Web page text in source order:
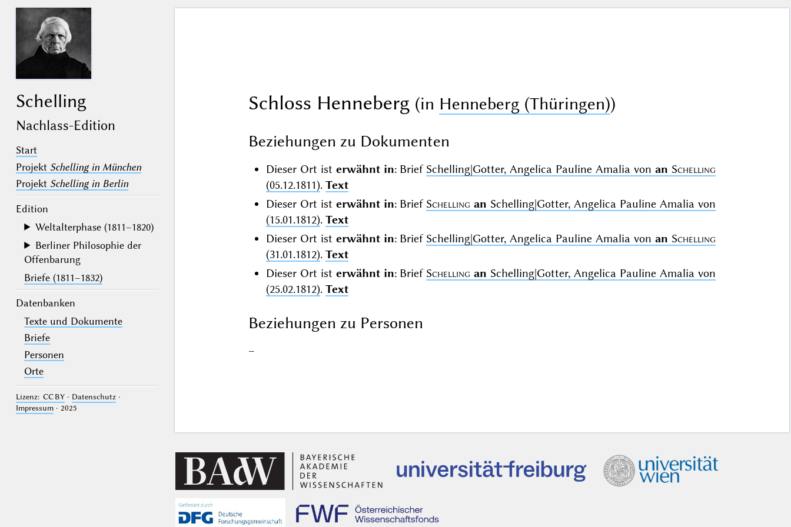
Schelling
Nachlass-Edition
Start
Projekt Schelling in München
Projekt Schelling in Berlin
Edition
Weltalterphase (1811–1820)
Berliner Philosophie der
Offenbarung
Briefe (1811–1832)
Datenbanken
Texte und Dokumente
Briefe
Personen
Orte
Lizenz: CC BY· Datenschutz·
Impressum· 2025
Schloss Henneberg (in Henneberg (Thüringen))
Beziehungen zu Dokumenten
Dieser Ort ist erwähnt in: Brief Schelling|Gotter, Angelica Pauline Amalia von an Schelling
(05.12.1811). Text
Dieser Ort ist erwähnt in: Brief Schelling an Schelling|Gotter, Angelica Pauline Amalia von
(15.01.1812). Text
Dieser Ort ist erwähnt in: Brief Schelling|Gotter, Angelica Pauline Amalia von an Schelling
(31.01.1812). Text
Dieser Ort ist erwähnt in: Brief Schelling an Schelling|Gotter, Angelica Pauline Amalia von
(25.02.1812). Text
Beziehungen zu Personen
–